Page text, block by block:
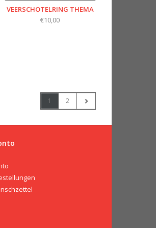
VEERSCHOTELRING THEMA
€10,00
1 2